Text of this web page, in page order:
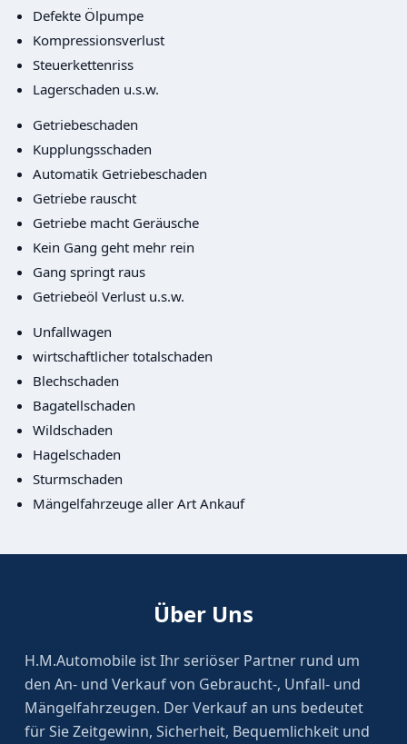
Defekte Ölpumpe
Kompressionsverlust
Steuerkettenriss
Lagerschaden u.s.w.
Getriebeschaden
Kupplungsschaden
Automatik Getriebeschaden
Getriebe rauscht
Getriebe macht Geräusche
Kein Gang geht mehr rein
Gang springt raus
Getriebeöl Verlust u.s.w.
Unfallwagen
wirtschaftlicher totalschaden
Blechschaden
Bagatellschaden
Wildschaden
Hagelschaden
Sturmschaden
Mängelfahrzeuge aller Art Ankauf
Über Uns
H.M.Automobile ist Ihr seriöser Partner rund um
den An- und Verkauf von Gebraucht-, Unfall- und
Mängelfahrzeugen. Der Verkauf an uns bedeutet
für Sie Zeitgewinn, Sicherheit, Bequemlichkeit und